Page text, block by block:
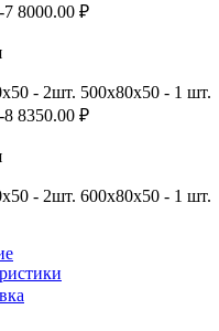
7 8000.00 ₽
- 2шт. 500х80х50 - 1 шт.
8 8350.00 ₽
- 2шт. 600х80х50 - 1 шт.